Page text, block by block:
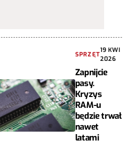
SPRZĘT
19 KWI
2026
Zapnijcie
pasy.
Kryzys
RAM-u
będzie trwał
nawet
latami